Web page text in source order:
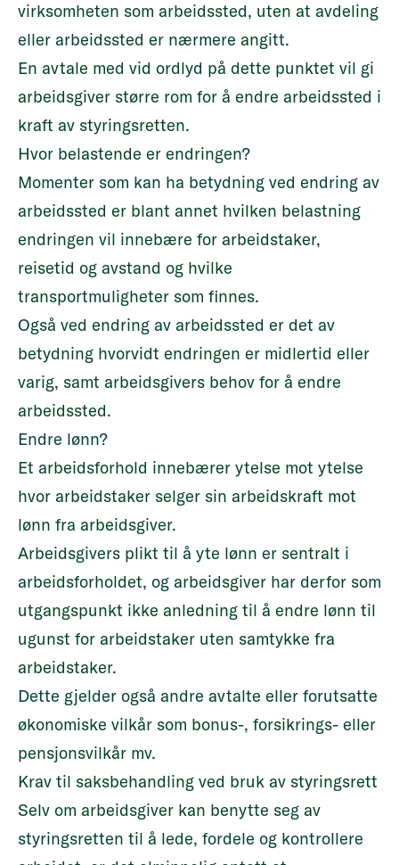
virksomheten som arbeidssted, uten at avdeling
eller arbeidssted er nærmere angitt.
En avtale med vid ordlyd på dette punktet vil gi
arbeidsgiver større rom for å endre arbeidssted i
kraft av styringsretten.
Hvor belastende er endringen?
Momenter som kan ha betydning ved endring av
arbeidssted er blant annet hvilken belastning
endringen vil innebære for arbeidstaker,
reisetid og avstand og hvilke
transportmuligheter som finnes.
Også ved endring av arbeidssted er det av
betydning hvorvidt endringen er midlertid eller
varig, samt arbeidsgivers behov for å endre
arbeidssted.
Endre lønn?
Et arbeidsforhold innebærer ytelse mot ytelse
hvor arbeidstaker selger sin arbeidskraft mot
lønn fra arbeidsgiver.
Arbeidsgivers plikt til å yte lønn er sentralt i
arbeidsforholdet, og arbeidsgiver har derfor som
utgangspunkt ikke anledning til å endre lønn til
ugunst for arbeidstaker uten samtykke fra
arbeidstaker.
Dette gjelder også andre avtalte eller forutsatte
økonomiske vilkår som bonus-, forsikrings- eller
pensjonsvilkår mv.
Krav til saksbehandling ved bruk av styringsrett
Selv om arbeidsgiver kan benytte seg av
styringsretten til å lede, fordele og kontrollere